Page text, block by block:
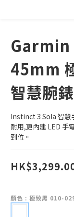
45mm
智慧腕
Instinct 3 Sola 智慧
耐用,更內建 LED 手
到位。
顏色 : 極致黑 010-